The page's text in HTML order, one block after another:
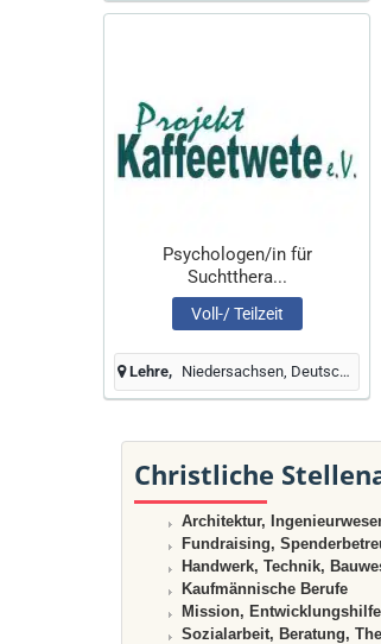
Psychologen/in für
Suchtthera...
Voll-/ Teilzeit
Lehre Niedersachsen, Deutschland
Christliche
Architektur,
Fundraising,
Handwerk, Technik,
Kaufmännische Berufe
Mission, Entwicklungshilfe
Sozialarbeit, Beratung,